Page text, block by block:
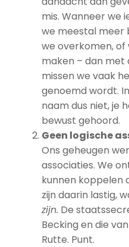
mis. Wanneer we
we meestal meer
we overkomen, of
maken – dan met
missen we vaak
genoemd wordt.
naam dus niet, je
bewust gehoord.
Geen logische
Ons geheugen
associaties. We
kunnen koppelen
zijn daarin lastig,
zijn. De
Becking en die
Rutte. Punt.